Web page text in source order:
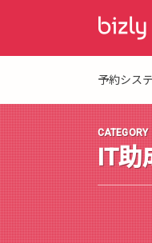
予約シス
CATEGORY
IT助